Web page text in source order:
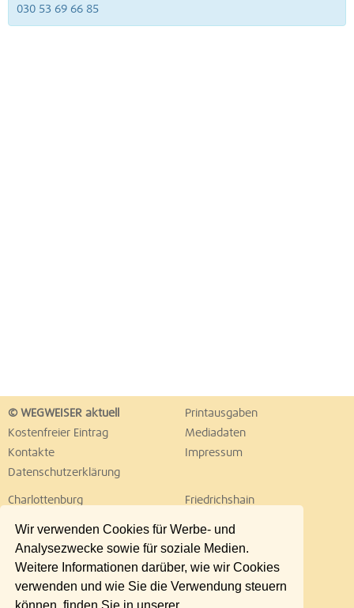
Wir verwenden Cookies für Werbe- und
Analysezwecke sowie für soziale Medien.
Weitere Informationen darüber, wie wir Cookies
verwenden und wie Sie die Verwendung steuern
können, finden Sie in unserer
030 53 69 66 85
© WEGWEISER aktuell
Printausgaben
Kostenfreier Eintrag
Mediadaten
Kontakte
Impressum
Datenschutzerklärung
Charlottenburg
Friedrichshain
Lichtenberg
Marzahn
Neukölln
Pankow